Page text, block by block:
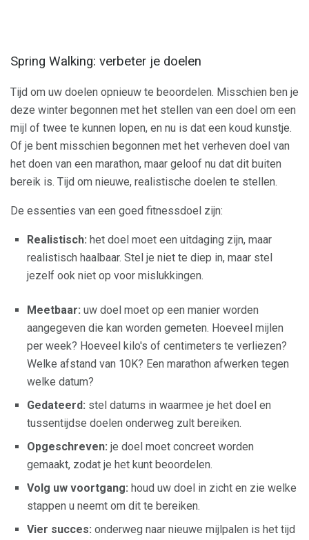
Spring Walking: verbeter je doelen
Tijd om uw doelen opnieuw te beoordelen. Misschien ben je
deze winter begonnen met het stellen van een doel om een ​​
mijl of twee te kunnen lopen, en nu is dat een koud kunstje.
Of je bent misschien begonnen met het verheven doel van
het doen van een marathon, maar geloof nu dat dit buiten
bereik is. Tijd om nieuwe, realistische doelen te stellen.
De essenties van een goed fitnessdoel zijn:
Realistisch: het doel moet een uitdaging zijn, maar
realistisch haalbaar. Stel je niet te diep in, maar stel
jezelf ook niet op voor mislukkingen.
Meetbaar: uw doel moet op een manier worden
aangegeven die kan worden gemeten. Hoeveel mijlen
per week? Hoeveel kilo's of centimeters te verliezen?
Welke afstand van 10K? Een marathon afwerken tegen
welke datum?
Gedateerd: stel datums in waarmee je het doel en
tussentijdse doelen onderweg zult bereiken.
Opgeschreven: je doel moet concreet worden
gemaakt, zodat je het kunt beoordelen.
Volg uw voortgang: houd uw doel in zicht en zie welke
stappen u neemt om dit te bereiken.
Vier succes: onderweg naar nieuwe mijlpalen is het tijd